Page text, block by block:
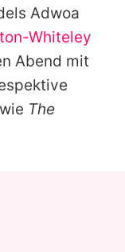
Adwoa
Whiteley
Abend mit
The